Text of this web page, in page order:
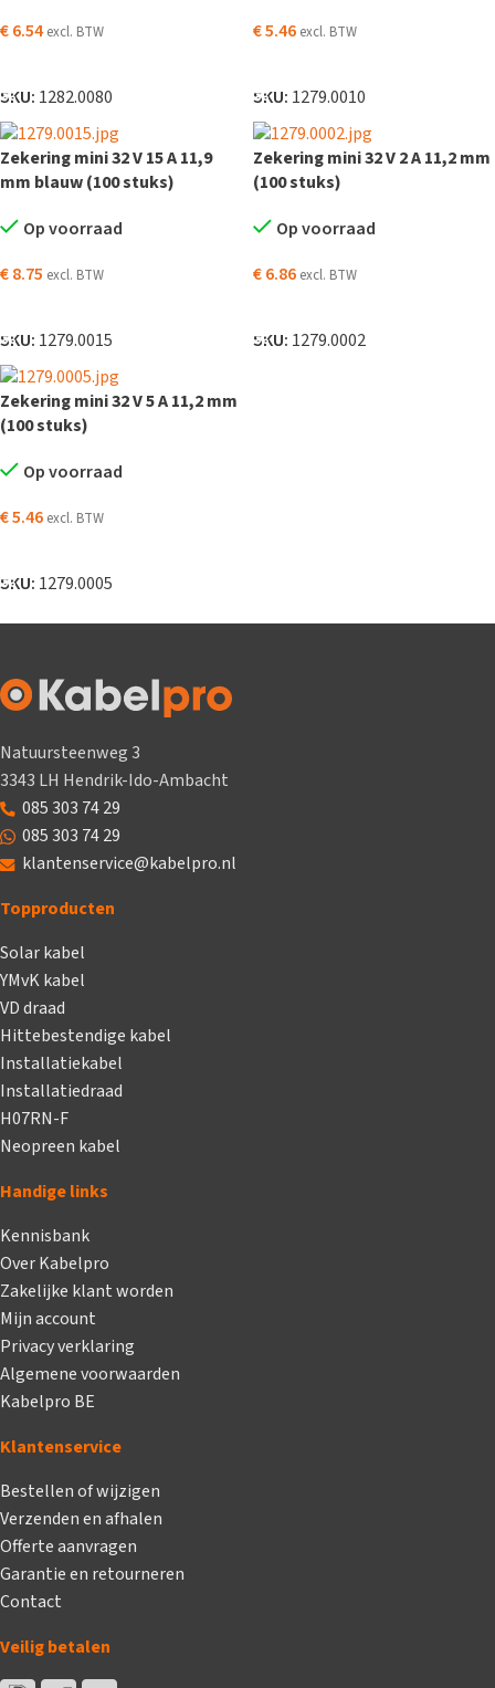
€6.54 excl. BTW
SKU: 1282.0080
€5.46 excl. BTW
SKU: 1279.0010
Zekering mini 32 V 15 A 11,9
mm blauw (100 stuks)
Op voorraad
€8.75 excl. BTW
SKU: 1279.0015
Zekering mini 32 V 2 A 11,2 mm
(100 stuks)
Op voorraad
€6.86 excl. BTW
SKU: 1279.0002
Zekering mini 32 V 5 A 11,2 mm
(100 stuks)
Op voorraad
€5.46 excl. BTW
SKU: 1279.0005
Natuursteenweg 3
3343 LH Hendrik-Ido-Ambacht
085 303 74 29
085 303 74 29
klantenservice@kabelpro.nl
Topproducten
Solar kabel
YMvK kabel
VD draad
Hittebestendige kabel
Installatiekabel
Installatiedraad
H07RN-F
Neopreen kabel
Handige links
Kennisbank
Over Kabelpro
Zakelijke klant worden
Mijn account
Privacy verklaring
Algemene voorwaarden
Kabelpro BE
Klantenservice
Bestellen of wijzigen
Verzenden en afhalen
Offerte aanvragen
Garantie en retourneren
Contact
Veilig betalen